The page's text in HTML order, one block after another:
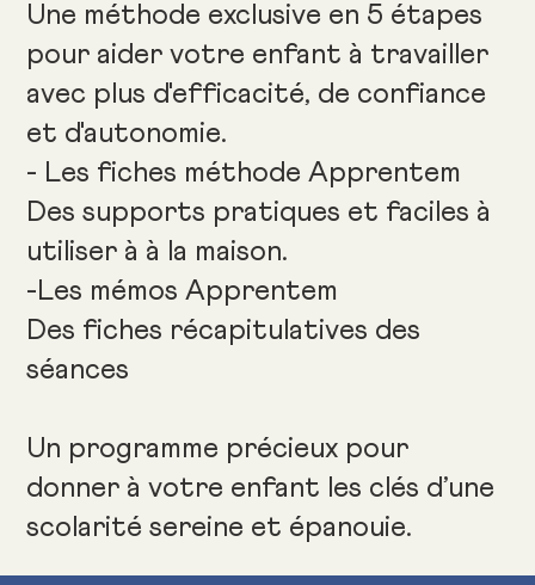
Une méthode exclusive en 5 étapes
pour aider votre enfant à travailler
avec plus d'efficacité, de confiance
et d'autonomie.
- Les fiches méthode Apprentem
Des supports pratiques et faciles à
utiliser à à la maison.
-Les mémos Apprentem
Des fiches récapitulatives des
séances
Un programme précieux pour
donner à votre enfant les clés d’une
scolarité sereine et épanouie.